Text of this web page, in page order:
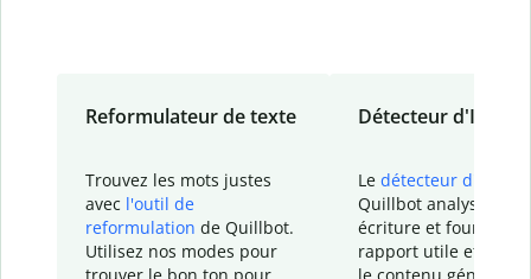
Reformulateur de texte
Trouvez les mots justes
avec l'outil de
reformulation de Quillbot.
Utilisez nos modes pour
Détecteur d'IA
Le détecteur d'IA
Quillbot analyse votre
écriture et fournit un
rapport utile et